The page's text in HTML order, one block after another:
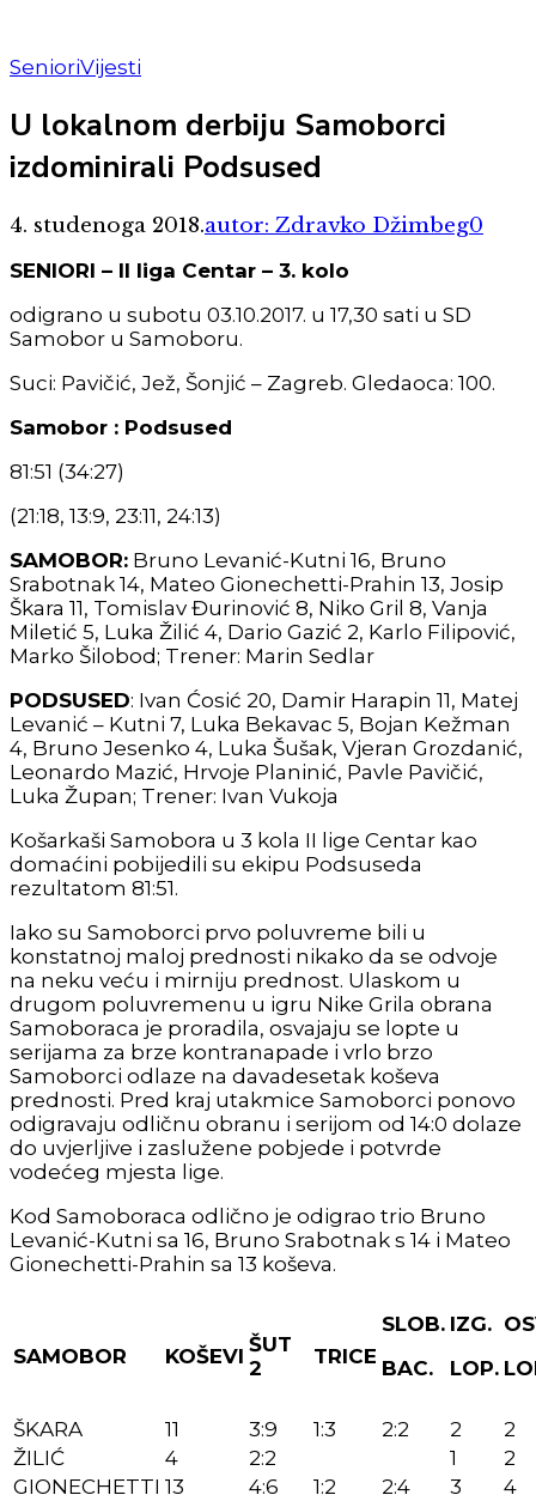
SenioriVijesti
U lokalnom derbiju Samoborci
izdominirali Podsused
4. studenoga 2018.autor: Zdravko Džimbeg0
SENIORI – II liga Centar – 3. kolo
odigrano u subotu 03.10.2017. u 17,30 sati u SD
Samobor u Samoboru.
Suci: Pavičić, Jež, Šonjić – Zagreb. Gledaoca: 100.
Samobor : Podsused
81:51 (34:27)
(21:18, 13:9, 23:11, 24:13)
SAMOBOR: Bruno Levanić-Kutni 16, Bruno
Srabotnak 14, Mateo Gionechetti-Prahin 13, Josip
Škara 11, Tomislav Đurinović 8, Niko Gril 8, Vanja
Miletić 5, Luka Žilić 4, Dario Gazić 2, Karlo Filipović,
Marko Šilobod; Trener: Marin Sedlar
PODSUSED: Ivan Ćosić 20, Damir Harapin 11, Matej
Levanić – Kutni 7, Luka Bekavac 5, Bojan Kežman
4, Bruno Jesenko 4, Luka Šušak, Vjeran Grozdanić,
Leonardo Mazić, Hrvoje Planinić, Pavle Pavičić,
Luka Župan; Trener: Ivan Vukoja
Košarkaši Samobora u 3 kola II lige Centar kao
domaćini pobijedili su ekipu Podsuseda
rezultatom 81:51.
Iako su Samoborci prvo poluvreme bili u
konstatnoj maloj prednosti nikako da se odvoje
na neku veću i mirniju prednost. Ulaskom u
drugom poluvremenu u igru Nike Grila obrana
Samoboraca je proradila, osvajaju se lopte u
serijama za brze kontranapade i vrlo brzo
Samoborci odlaze na davadesetak koševa
prednosti. Pred kraj utakmice Samoborci ponovo
odigravaju odličnu obranu i serijom od 14:0 dolaze
do uvjerljive i zaslužene pobjede i potvrde
vodećeg mjesta lige.
Kod Samoboraca odlično je odigrao trio Bruno
Levanić-Kutni sa 16, Bruno Srabotnak s 14 i Mateo
Gionechetti-Prahin sa 13 koševa.
SAMOBOR KOŠEVI ŠUT
2
TRICE
SLOB.
BAC.
IZG.
LOP.
ŠKARA 11 3:9 1:3 2:2 2
2
ŽILIĆ
4 2:2 1
2
GIONECHETTI 13 4:6 1:2 2:4 3
4